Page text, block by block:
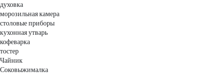
духовка
морозильная камера
столовые приборы
кухонная утварь
кофеварка
тостер
Чайник
Соковыжималка